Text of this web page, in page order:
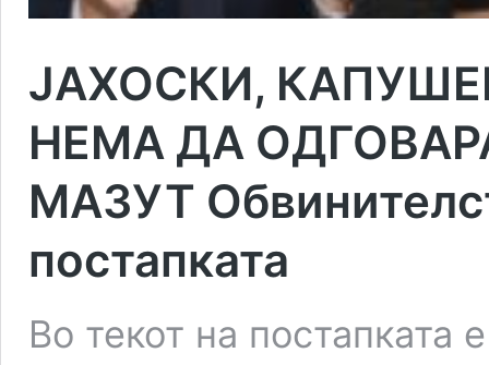
ЈАХОСКИ,
НЕМА ДА
МАЗУТ
постапката
Во текот на постапката